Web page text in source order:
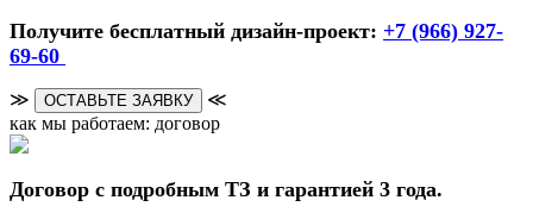
Получите бесплатный дизайн-проект: +7 (966) 927-
69-60
≫ ОСТАВЬТЕ ЗАЯВКУ
≪
как мы работаем: договор
Договор с подробным ТЗ и гарантией 3 года.